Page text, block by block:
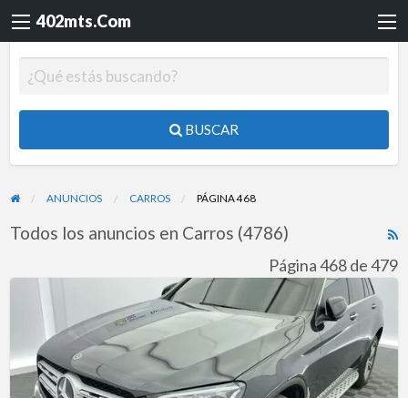
402mts.Com
BUSCAR
ANUNCIOS CARROS PÁGINA 468
Todos los anuncios en Carros (4786)
Página 468 de 479
Mercedes
Benz
300